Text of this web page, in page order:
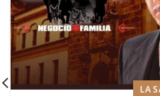
LA